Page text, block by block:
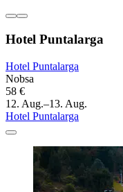
Hotel Puntalarga
Hotel Puntalarga
Nobsa
58 €
12. Aug.–13. Aug.
Hotel Puntalarga